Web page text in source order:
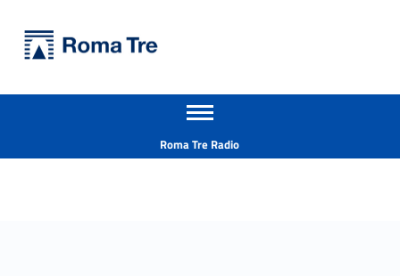
Prof. ROBERTO CIUNI - Università Roma Tre
Apri il menu secondario
Roma Tre Radio